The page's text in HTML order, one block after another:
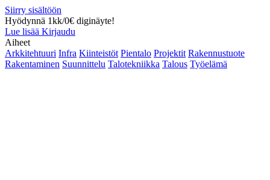
Siirry sisältöön
Hyödynnä 1kk/0€ diginäyte!
Lue lisää Kirjaudu
Aiheet
Arkkitehtuuri Infra Kiinteistöt Pientalo Projektit Rakennustuote
Rakentaminen Suunnittelu Talotekniikka Talous Työelämä